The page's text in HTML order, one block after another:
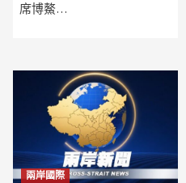
席博鰲…
兩岸國際